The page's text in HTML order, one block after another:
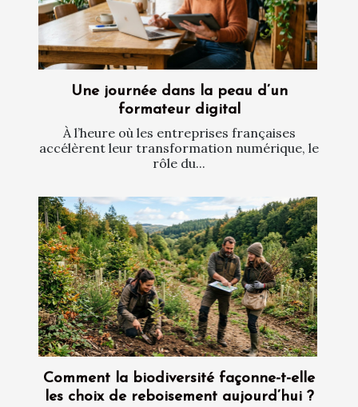
Une journée dans la peau d’un
formateur digital
À l’heure où les entreprises françaises
accélèrent leur transformation numérique, le
rôle du...
Comment la biodiversité façonne-t-elle
les choix de reboisement aujourd’hui ?